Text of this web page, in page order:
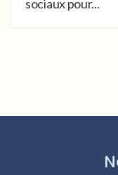
sociaux pour...